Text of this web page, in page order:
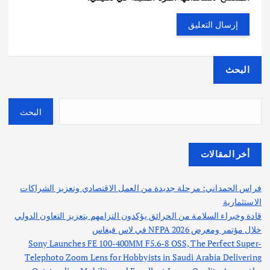
البحث
البحث
أخر المقالات
فراس الحمداني: مرحلة جديدة من العمل الاقتصادي وتعزيز الشراكات
الاستثمارية
قادة وخبراء السلامة من الحرائق يؤكدون التزامهم بتعزيز التعاون الدولي
خلال مؤتمر ومعرض NFPA 2026 في لاس فيغاس
Sony Launches FE 100-400MM F5.6-8 OSS, The Perfect Super-
Telephoto Zoom Lens for Hobbyists in Saudi Arabia Delivering